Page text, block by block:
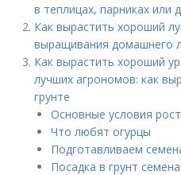
в теплицах, парниках или
Как вырастить хороший
выращивания домашнего
Как вырастить хороший
лучших агрономов: как
грунте
Основные условия
Что любят огурцы
Подготавливаем
Посадка в грунт